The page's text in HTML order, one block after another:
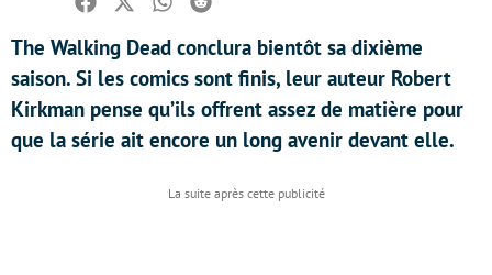
Facebook
TwitterWhatsapp
Reddit
The Walking Dead conclura bientôt sa dixième
saison. Si les comics sont finis, leur auteur Robert
Kirkman pense qu’ils offrent assez de matière pour
que la série ait encore un long avenir devant elle.